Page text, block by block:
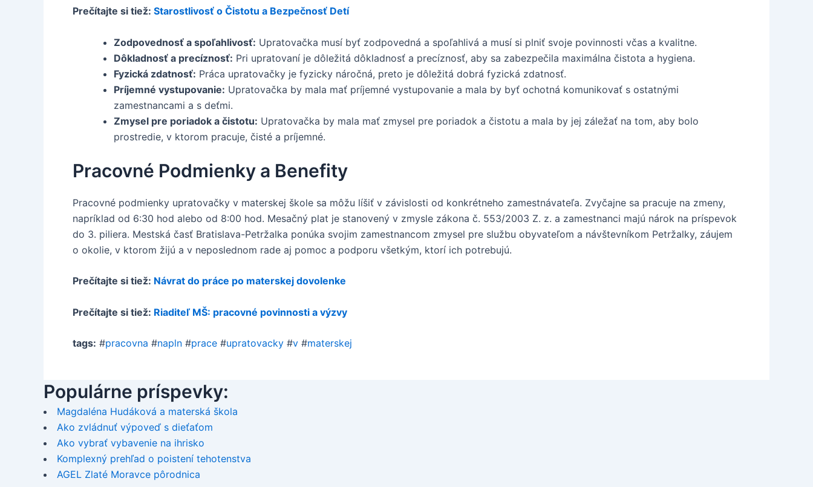
Prečítajte si tiež: Starostlivosť o Čistotu a Bezpečnosť Detí
Zodpovednosť a spoľahlivosť: Upratovačka musí byť zodpovedná a spoľahlivá a musí si plniť svoje povinnosti včas a kvalitne.
Dôkladnosť a precíznosť: Pri upratovaní je dôležitá dôkladnosť a precíznosť, aby sa zabezpečila maximálna čistota a hygiena.
Fyzická zdatnosť: Práca upratovačky je fyzicky náročná, preto je dôležitá dobrá fyzická zdatnosť.
Príjemné vystupovanie: Upratovačka by mala mať príjemné vystupovanie a mala by byť ochotná komunikovať s ostatnými
zamestnancami a s deťmi.
Zmysel pre poriadok a čistotu: Upratovačka by mala mať zmysel pre poriadok a čistotu a mala by jej záležať na tom, aby bolo
prostredie, v ktorom pracuje, čisté a príjemné.
Pracovné Podmienky a Benefity
Pracovné podmienky upratovačky v materskej škole sa môžu líšiť v závislosti od konkrétneho zamestnávateľa. Zvyčajne sa pracuje na zmeny,
napríklad od 6:30 hod alebo od 8:00 hod. Mesačný plat je stanovený v zmysle zákona č. 553/2003 Z. z. a zamestnanci majú nárok na príspevok
do 3. piliera. Mestská časť Bratislava-Petržalka ponúka svojim zamestnancom zmysel pre službu obyvateľom a návštevníkom Petržalky, záujem
o okolie, v ktorom žijú a v neposlednom rade aj pomoc a podporu všetkým, ktorí ich potrebujú.
Prečítajte si tiež: Návrat do práce po materskej dovolenke
Prečítajte si tiež: Riaditeľ MŠ: pracovné povinnosti a výzvy
tags: #pracovna #napln #prace #upratovacky #v #materskej
Populárne príspevky:
Magdaléna Hudáková a materská škola
Ako zvládnuť výpoveď s dieťaťom
Ako vybrať vybavenie na ihrisko
Komplexný prehľad o poistení tehotenstva
AGEL Zlaté Moravce pôrodnica